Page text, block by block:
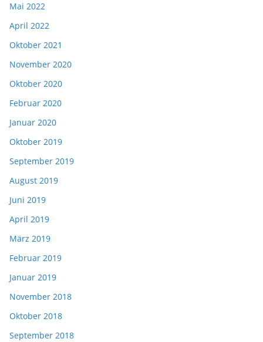
Mai 2022
April 2022
Oktober 2021
November 2020
Oktober 2020
Februar 2020
Januar 2020
Oktober 2019
September 2019
August 2019
Juni 2019
April 2019
März 2019
Februar 2019
Januar 2019
November 2018
Oktober 2018
September 2018